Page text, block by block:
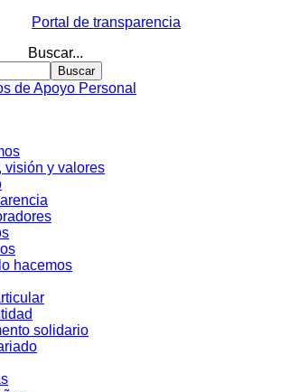
Portal de transparencia
Buscar...
Buscar
visión y valores
hacemos
solidario